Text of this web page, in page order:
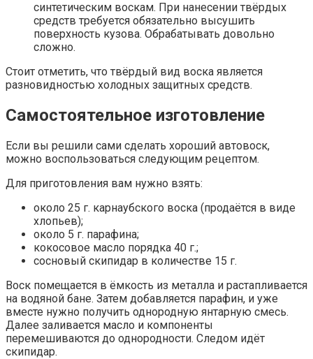
синтетическим воскам. При нанесении твёрдых
средств требуется обязательно высушить
поверхность кузова. Обрабатывать довольно
сложно.
Стоит отметить, что твёрдый вид воска является
разновидностью холодных защитных средств.
Самостоятельное изготовление
Если вы решили сами сделать хороший автовоск,
можно воспользоваться следующим рецептом.
Для приготовления вам нужно взять:
около 25 г. карнаубского воска (продаётся в виде
хлопьев);
около 5 г. парафина;
кокосовое масло порядка 40 г.;
сосновый скипидар в количестве 15 г.
Воск помещается в ёмкость из металла и растапливается
на водяной бане. Затем добавляется парафин, и уже
вместе нужно получить однородную янтарную смесь.
Далее заливается масло и компоненты
перемешиваются до однородности. Следом идёт
скипидар.